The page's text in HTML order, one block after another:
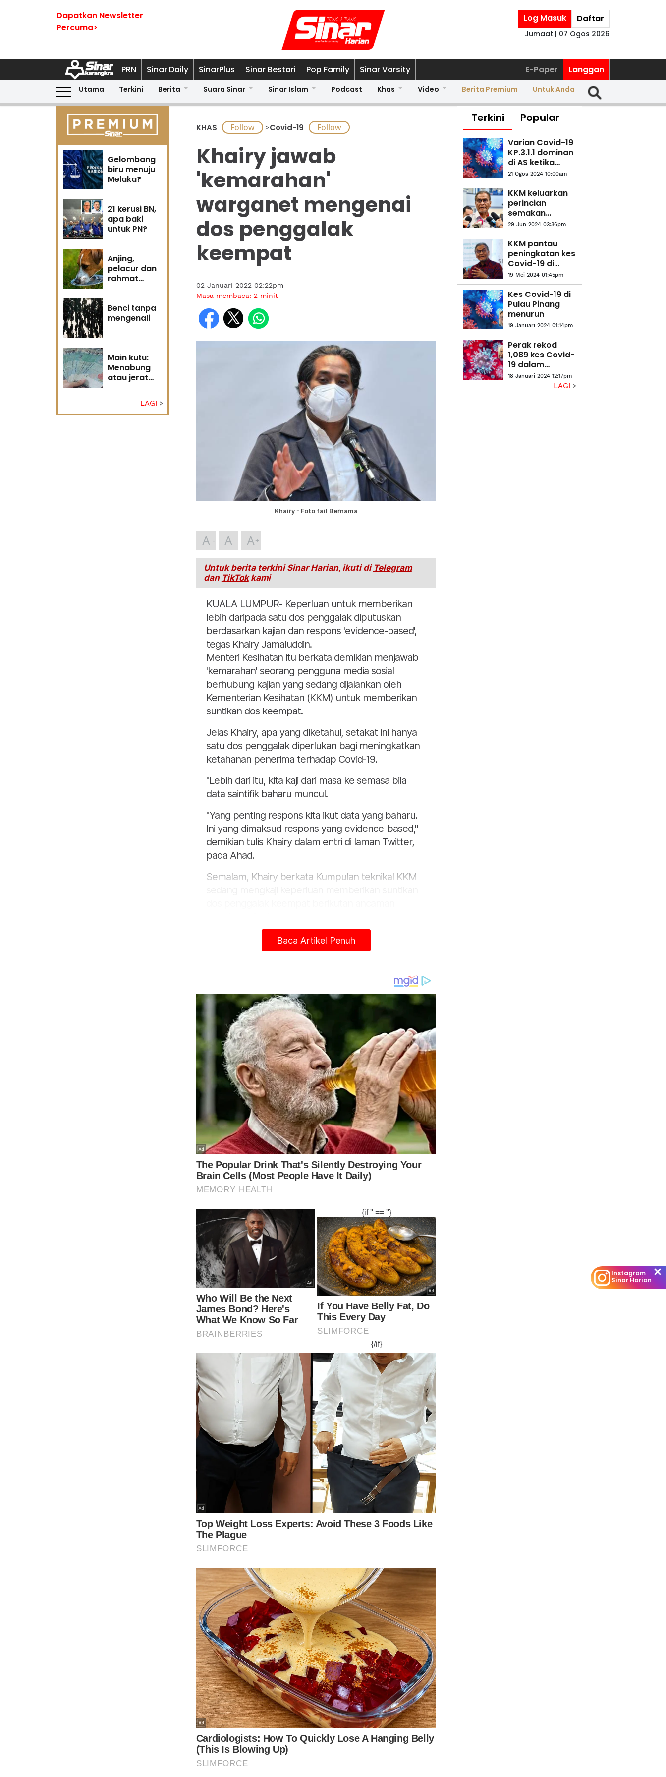
Dapatkan Newsletter
Percuma>
Log Masuk Daftar
Jumaat | 07 Ogos 2026
PRN Sinar Daily SinarPlus Sinar Bestari Pop Family Sinar Varsity E-Paper Langgan
Utama Terkini Berita Suara Sinar Sinar Islam Podcast Khas Video Berita Premium Untuk Anda
Gelombang
biru menuju
Melaka?
21 kerusi BN,
apa baki
untuk PN?
Anjing,
pelacur dan
rahmat
Benci tanpa
mengenali
Main kutu:
Menabung
atau jerat
LAGI
KHAS >Covid-19
Khairy jawab
'kemarahan'
warganet mengenai
dos penggalak
keempat
02 Januari 2022 02:22pm
Masa membaca: 2 minit
Khairy - Foto fail Bernama
A A A
Untuk berita terkini Sinar Harian, ikuti di Telegram
dan TikTokkami
KUALA LUMPUR- Keperluan untuk memberikan
lebih daripada satu dos penggalak diputuskan
berdasarkan kajian dan respons 'evidence-based',
tegas Khairy Jamaluddin.
Menteri Kesihatan itu berkata demikian menjawab
'kemarahan' seorang pengguna media sosial
berhubung kajian yang sedang dijalankan oleh
Kementerian Kesihatan (KKM) untuk memberikan
suntikan dos keempat.
Jelas Khairy, apa yang diketahui, setakat ini hanya
satu dos penggalak diperlukan bagi meningkatkan
ketahanan penerima terhadap Covid-19.
"Lebih dari itu, kita kaji dari masa ke semasa bila
data saintifik baharu muncul.
"Yang penting respons kita ikut data yang baharu.
Ini yang dimaksud respons yang evidence-based,"
demikian tulis Khairy dalam entri di laman Twitter,
pada Ahad.
Semalam, Khairy berkata Kumpulan teknikal KKM
Kajian itu dibuat kepada penerima vaksin Sinovac
yang diberikan suntikan dos penggalak Pfizer.
Jelas Khairy, respons kementerian akan berubah
mengikut kepada kesan mutasi.
Katanya, ketika vaksin Covid-19 dibangunkan,
belum ada sebarang varian Delta atau Omicron
dikenalpasti.
"SARS-CoV2 adalah ‘novel’ coronavirus yakni virus
baharu yang pasti akan melalui mutasi.
Artikel Berkaitan:
Warga asing terus monopoli luar Pasar Borong Kuala
Lumpur
Penang, Kuala Lumpur City sama gagah di Bandaraya
Khairy Jamaluddin ditawar Ahli MPT Bersatu: Muhyiddin
"Apabila kita lebih tahu kesan mutasi, respons kita
perlu juga berubah. Di sesetengah negara flu jab
diambil setiap tahun," ujarnya.
penerima Sinovac dengan dos penggalak Pfizer
menghasilkan tindak balas antibodi terhadap
Omicron yang serupa dengan mereka yang
menerima vaksin mRNA dua dos tanpa penggalak.
-Awani
Berita Telus & Tulus menerusi
E-Mel setiap hari!
Muat turun aplikasi Sinar Harian. Klik di sini!
Dos Penggalak Dos Keempat
Khairy Jamaluddin
Artikel Disyorkan
Varian Covid-19 KP.3.1.1 dominan di
AS ketika jangkitan terus
meningkat
Covid-19
KKM keluarkan perincian semakan
semula SOP Covid-19
Covid-19
KKM pantau peningkatan kes
Covid-19 di Singapura
ROSKHOIRAH YAHYA
Baca Artikel Penuh
Terkini Popular
Varian Covid-19
KP.3.1.1 dominan
di AS ketika
jangkitan terus
meningkat
21 Ogos 2024 10:00am
KKM keluarkan
perincian
semakan
semula SOP
Covid-19
29 Jun 2024 03:36pm
KKM pantau
peningkatan kes
Covid-19 di
Singapura
19 Mei 2024 01:45pm
Kes Covid-19 di
Pulau Pinang
menurun
19 Januari 2024 01:14pm
Perak rekod
1,089 kes Covid-
19 dalam
tempoh dua
18 Januari 2024 12:17pm
LAGI
Instagram
Sinar Harian